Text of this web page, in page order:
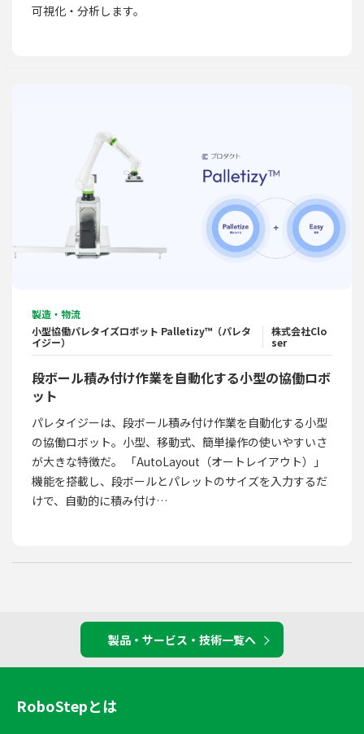
可視化・分析します。
製造・物流
小型協働パレタイズロボット Palletizy™（パレタ
イジー）
株式会社Clo
ser
段ボール積み付け作業を自動化する小型の協働ロボ
ット
パレタイジーは、段ボール積み付け作業を自動化する小型
の協働ロボット。小型、移動式、簡単操作の使いやすいさ
が大きな特徴だ。 「AutoLayout（オートレイアウト）」
機能を搭載し、段ボールとパレットのサイズを入力するだ
けで、自動的に積み付け…
製品・サービス・技術一覧へ
RoboStepとは